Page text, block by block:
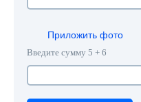
Приложить фото
Введите сумму 5 + 6